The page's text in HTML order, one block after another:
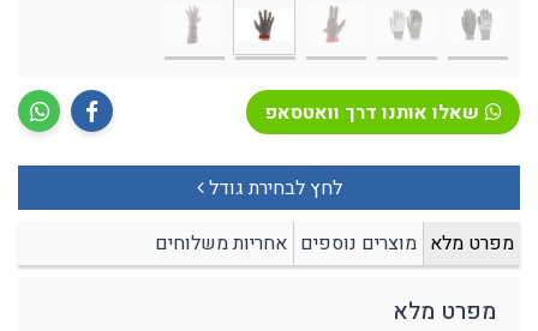
שאלו אותנו דרך וואטסאפ
לחץ לבחירת גודל
מפרט מלא מוצרים נוספים אחריות משלוחים
מפרט מלא